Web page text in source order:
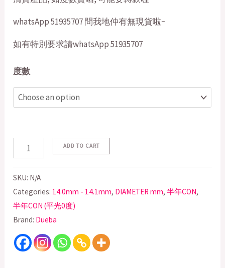
whatsApp 51935707 問我地仲有無現貨啦~
如有特別要求請whatsApp 51935707
度數
ADD TO CART
SKU: N/A
Categories: 14.0mm - 14.1mm, DIAMETER mm,半年CON,
半年CON (平光0度)
Brand: Dueba